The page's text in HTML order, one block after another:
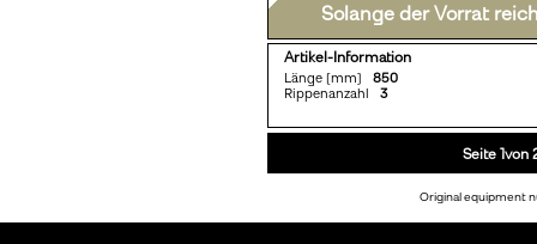
Solange der Vorrat
Artikel-Information
Länge [mm] 850
Rippenanzahl 3
Seite 1von
Original equipment